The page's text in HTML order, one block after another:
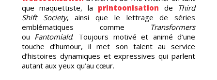
que maquettiste, la printoonisation de Third
Shift Society, ainsi que le lettrage de séries
emblématiques comme Transformers
ou Fantomiald. Toujours motivé et animé d’une
touche d’humour, il met son talent au service
d’histoires dynamiques et expressives qui parlent
autant aux yeux qu’au cœur.